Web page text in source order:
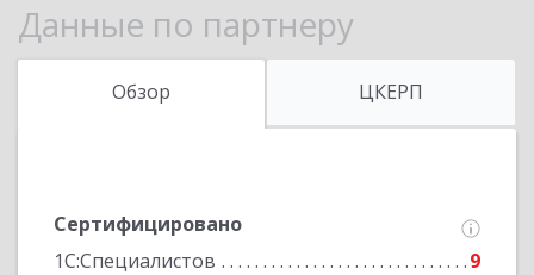
Данные по партнеру
Обзор ЦКЕРП
Сертифицировано
1С:Специалистов
9